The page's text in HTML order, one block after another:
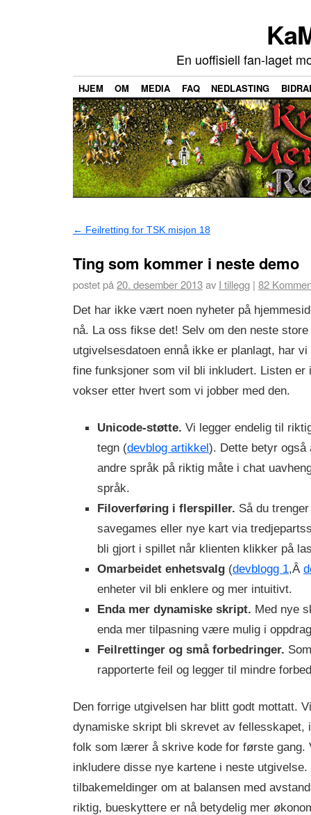
En uoffisiell fan-laget
HJEM OM MEDIA FAQ NEDLASTING
← Feilretting for TSK misjon 18
Ting som kommer i neste demo
postet på20. desember 2013av I tillegg | 82
Det har ikke vært noen nyheter på
nå. La oss fikse det! Selv om den neste store
utgivelsesdatoen ennå ikke er planlagt, har
fine funksjoner som vil bli inkludert. Listen er
vokser etter hvert som vi jobber med den.
Unicode-støtte. Vi legger endelig til
tegn (devblog artikkel). Dette betyr også
andre språk på riktig måte i chat
språk.
Filoverføring i flerspiller. Så du
savegames eller nye kart via
bli gjort i spillet når klienten klikker på
Omarbeidet enhetsvalg (devblogg 1,Â
enheter vil bli enklere og mer intuitivt.
Enda mer dynamiske skript. Med nye
enda mer tilpasning være mulig i
Feilrettinger og små forbedringer.
rapporterte feil og legger til mindre
Den forrige utgivelsen har blitt godt mottatt.
dynamiske skript bli skrevet av fellesskapet,
folk som lærer å skrive kode for første gang.
inkludere disse nye kartene i neste
tilbakemeldinger om at balansen med
riktig, bueskyttere er nå betydelig mer